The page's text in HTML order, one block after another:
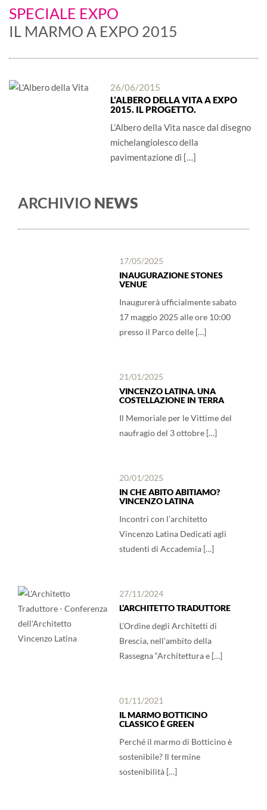
SPECIALE EXPO
IL MARMO A EXPO 2015
26/06/2015
L’ALBERO DELLA VITA A EXPO
2015. IL PROGETTO.
L’Albero della Vita nasce dal disegno
michelangiolesco della
pavimentazione di […]
ARCHIVIO NEWS
17/05/2025
INAUGURAZIONE STONES
VENUE
Inaugurerà ufficialmente sabato
17 maggio 2025 alle ore 10:00
presso il Parco delle […]
21/01/2025
VINCENZO LATINA. UNA
COSTELLAZIONE IN TERRA
Il Memoriale per le Vittime del
naufragio del 3 ottobre […]
20/01/2025
IN CHE ABITO ABITIAMO?
VINCENZO LATINA
Incontri con l’architetto
Vincenzo Latina Dedicati agli
studenti di Accademia […]
27/11/2024
L’ARCHITETTO TRADUTTORE
L’Ordine degli Architetti di
Brescia, nell’ambito della
Rassegna “Architettura e […]
01/11/2021
IL MARMO BOTTICINO
CLASSICO È GREEN
Perché il marmo di Botticino è
sostenibile? Il termine
sostenibilità […]